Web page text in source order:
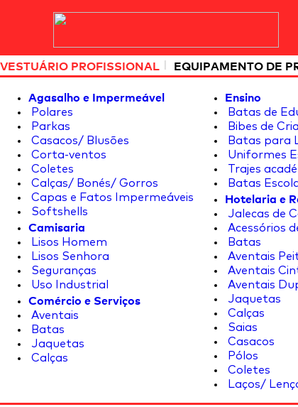
VESTUÁRIO PROFISSIONAL | EQUIPAMENTO DE
Agasalho e Impermeável
Polares
Parkas
Casacos/ Blusões
Corta-ventos
Coletes
Calças/ Bonés/ Gorros
Capas e Fatos Impermeáveis
Softshells
Camisaria
Lisos Homem
Lisos Senhora
Seguranças
Uso Industrial
Comércio e Serviços
Aventais
Batas
Jaquetas
Calças
Ensino
Batas de
Bibes de
Batas para
Uniformes
Trajes
Batas
Hotelaria e
Jalecas de
Acessórios
Batas
Aventais
Aventais
Aventais
Jaquetas
Calças
Saias
Casacos
Pólos
Coletes
Laços/